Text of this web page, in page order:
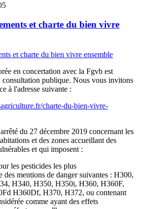
et charte du bien vivre
en concertation avec la Fgvb est
consultation publique. Nous vous invitons
à l'adresse suivante :
charte-du-bien-vivre-
du 27 décembre 2019 concernant les
et des zones accueillant des
et qui imposent :
les pesticides les plus
des mentions de danger suivantes : H300,
H340, H350, H350i, H360, H360F,
H360Df, H370, H372, ou contenant
comme ayant des effets